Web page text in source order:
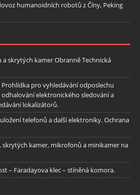
humanoidních robotů z Číny, Peking
skrytých kamer Obranně Technická
Prohlídka pro vyhledávání odposlechu
elektronického sledování a
lokalizátorů.
telefonů a další elektroniky. Ochrana
kamer, mikrofonů a minikamer na
– Faradayova klec – stíněná komora.